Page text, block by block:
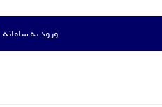
ورود به سامانه